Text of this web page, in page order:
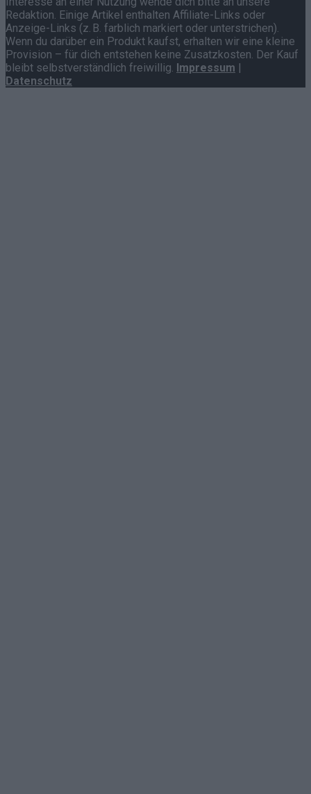
Redaktion. Einige Artikel enthalten Affiliate-Links oder
Anzeige-Links (z. B. farblich markiert oder unterstrichen).
Wenn du darüber ein Produkt kaufst, erhalten wir eine kleine
Provision – für dich entstehen keine Zusatzkosten. Der Kauf
bleibt selbstverständlich freiwillig. Impressum
Datenschutz